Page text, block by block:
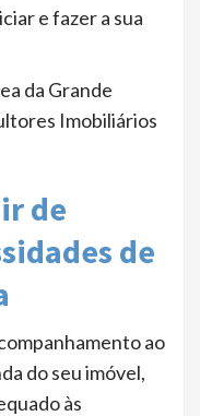
e fazer a sua
da Grande
Imobiliários
de
de
ao
do seu imóvel,
às